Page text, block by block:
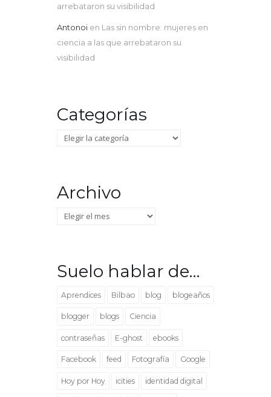
arrebataron su visibilidad
Antonoi en Las sin nombre: mujeres en
ciencia a las que arrebataron su
visibilidad
Categorías
Categorías
Archivo
Archivo
Suelo hablar de…
Aprendices Bilbao blog blogeaños
blogger blogs Ciencia
contraseñas E-ghost ebooks
Facebook feed Fotografía Google
Hoy por Hoy icities identidad digital